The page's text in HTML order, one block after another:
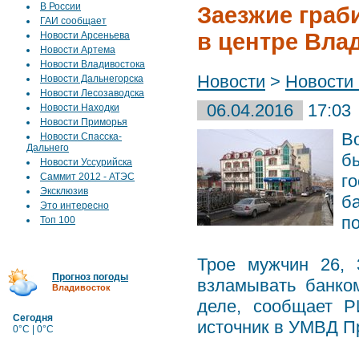
В России
ГАИ сообщает
Новости Арсеньева
Новости Артема
Новости Владивостока
Новости Дальнегорска
Новости Лесозаводска
Новости Находки
Новости Приморья
Новости Спасска-
Дальнего
Новости Уссурийска
Саммит 2012 - АТЭС
Эксклюзив
Это интересно
Топ 100
Прогноз погоды
Владивосток
Сегодня
0°C | 0°C
Заезжие
в центре
Новости > Новости
06.04.2016
17:03
Трое мужчин 26,
взламывать
деле, сообщает
источник в УМВД